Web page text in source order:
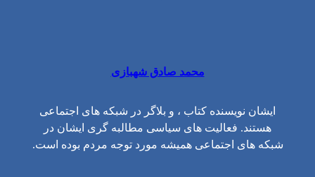
محمد صادق شهبازی
ایشان نویسنده کتاب ، و بلاگر در شبکه های اجتماعی
هستند. فعالیت های سیاسی مطالبه گری ایشان در
شبکه های اجتماعی همیشه مورد توجه مردم بوده است.